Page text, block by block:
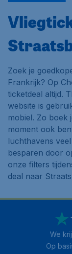
Zoek je
Frankrijk? Op
ticketdeal altijd.
website is
mobiel. Zo boek
moment ook
luchthavens
besparen door
onze filters
deal naar
We
Op